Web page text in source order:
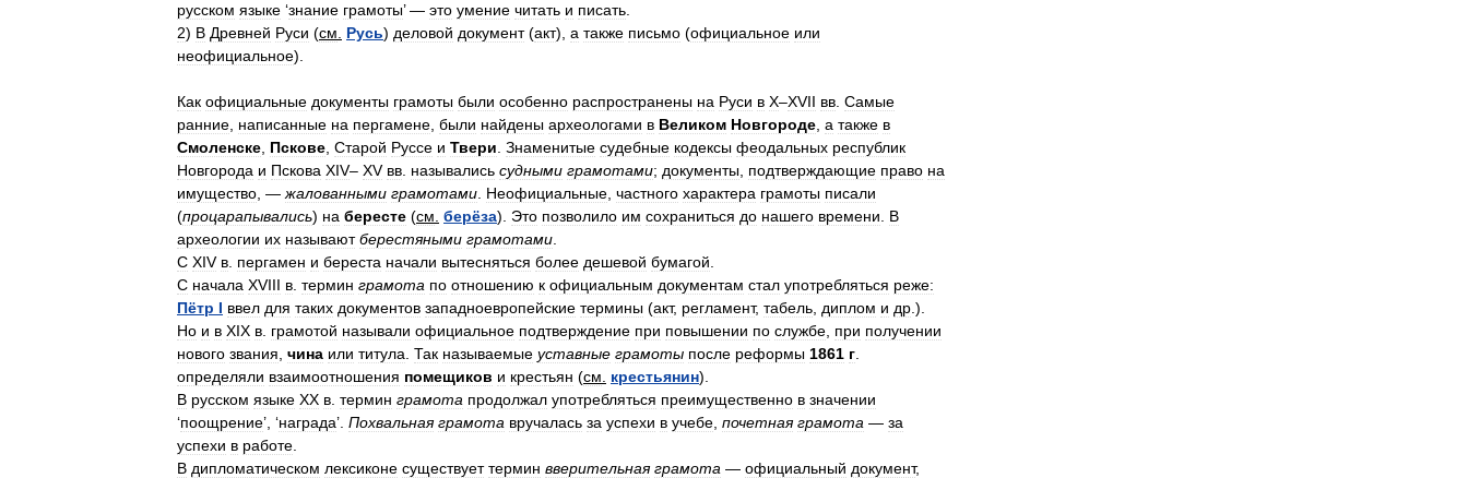
русском языке ‘знание грамоты’ — это умение читать и писать
2) В Древней Руси (см Русь) деловой документ(акт), а также письмо (официальное или
неофициальное).
Как официальные документы грамоты были особенно распространены на Руси в X–XVII вв Самые
ранние написанные на пергамене были найдены археологами в Великом Новгороде а также в
Смоленске Пскове Старой Руссе и Твери Знаменитые судебные кодексы феодальных республик
Новгорода и Пскова XIV– XV вв назывались судными грамотами; документы подтверждающие право на
имущество , — жалованными грамотами Неофициальные частного характера грамоты писали
(процарапывались) на бересте (см берёза). Это позволило им сохраниться до нашего времени
В
археологии их называют берестяными грамотами
С XIV в пергамен и береста начали вытесняться более дешевой бумагой
С начала XVIII в термин грамота по отношению к официальным документам стал употребляться реже:
Пётр I ввел для таких документов западноевропейские термины (акт, регламент, табель диплом и др .).
Но и в ХIХ в грамотой называли официальное подтверждение при повышении по службе при получении
нового звания чина или титула Так называемые уставные грамоты после реформы 1861 г
определяли взаимоотношения помещиков и крестьян (см крестьянин).
В русском языке XX в термин грамота продолжал употребляться преимущественно в значении
‘поощрение’, ‘награда’. Похвальная грамота вручалась за успехи в учебе почетная грамота — за
успехи в работе
В дипломатическом лексиконе существует термин вверительная грамота — официальный документ,